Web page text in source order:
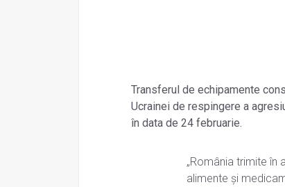
Transferul de echipamente
Ucrainei de respingere a
în data de 24 februarie.
„România trimite în
alimente și